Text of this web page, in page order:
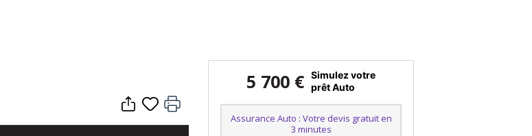
5 700 € Simulez votre
prêt Auto
Assurance Auto : Votre devis gratuit en
3 minutes